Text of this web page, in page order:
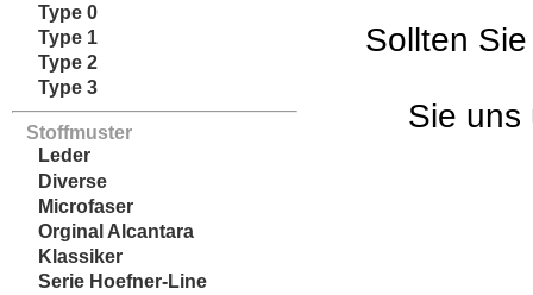
Type 0
Type 1
Type 2
Type 3
Stoffmuster
Leder
Diverse
Microfaser
Orginal Alcantara
Klassiker
Serie Hoefner-Line
Sollten
Sie uns